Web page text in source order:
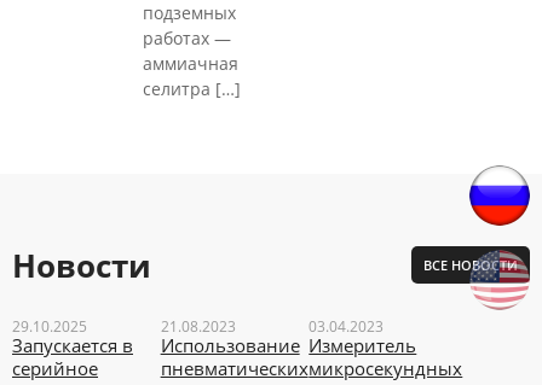
подземных
работах —
аммиачная
селитра […]
Новости ВСЕ НОВОСТИ
29.10.2025
Запускается в
серийное
21.08.2023
Использование
пневматических
03.04.2023
Измеритель
микросекундных